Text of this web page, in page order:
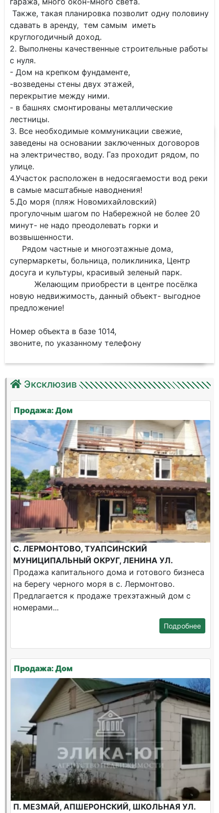
Также, такая планировка позволит одну половину
сдавать в аренду, тем самым иметь
круглогодичный доход.
2. Выполнены качественные строительные работы
с нуля.
- Дом на крепком фундаменте,
-возведены стены двух этажей,
перекрытие между ними.
- в башнях смонтированы металлические
лестницы.
3. Все необходимые коммуникации свежие,
заведены на основании заключенных договоров
на электричество, воду. Газ проходит рядом, по
улице.
4.Участок расположен в недосягаемости вод реки
в самые масштабные наводнения!
5.До моря (пляж Новомихайловский)
прогулочным шагом по Набережной не более 20
минут- не надо преодолевать горки и
возвышенности.
Рядом частные и многоэтажные дома,
супермаркеты, больница, поликлиника, Центр
досуга и культуры, красивый зеленый парк.
​​​ Желающим приобрести в центре посёлка
новую недвижимость, данный объект- выгодное
предложение!
Номер объекта в базе 1014,
звоните, по указанному телефону
Эксклюзив
Продажа: Дом
С. ЛЕРМОНТОВО, ТУАПСИНСКИЙ
МУНИЦИПАЛЬНЫЙ ОКРУГ, ЛЕНИНА УЛ.
Продажа капитального дома и готового бизнеса
на берегу черного моря в с. Лермонтово.
Предлагается к продаже трехэтажный дом с
номерами...
Подробнее
Продажа: Дом
П. МЕЗМАЙ, АПШЕРОНСКИЙ, ШКОЛЬНАЯ УЛ.